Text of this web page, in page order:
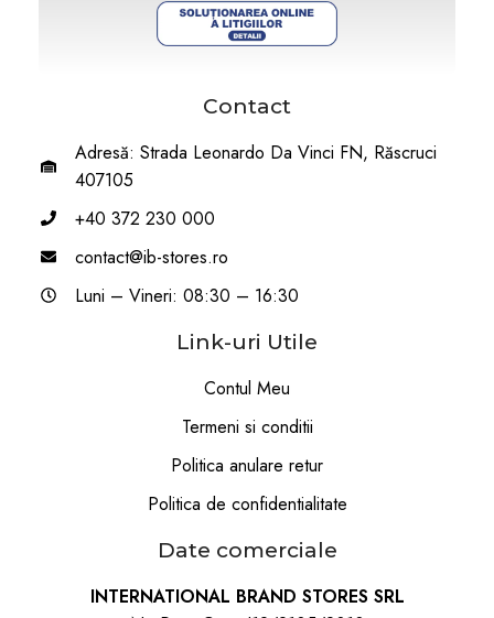
Contact
Adresă: Strada Leonardo Da Vinci FN, Răscruci
407105
+40 372 230 000
contact@ib-stores.ro
Luni – Vineri: 08:30 – 16:30
Link-uri Utile
Contul Meu
Termeni si conditii
Politica anulare retur
Politica de confidentialitate
Date comerciale
INTERNATIONAL BRAND STORES SRL